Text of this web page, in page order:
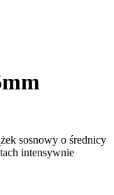
sosnowy o średnicy
intensywnie